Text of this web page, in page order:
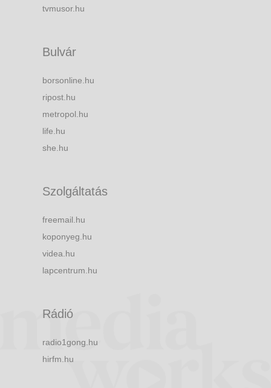
tvmusor.hu
Bulvár
borsonline.hu
ripost.hu
metropol.hu
life.hu
she.hu
Szolgáltatás
freemail.hu
koponyeg.hu
videa.hu
lapcentrum.hu
Rádió
radio1gong.hu
hirfm.hu